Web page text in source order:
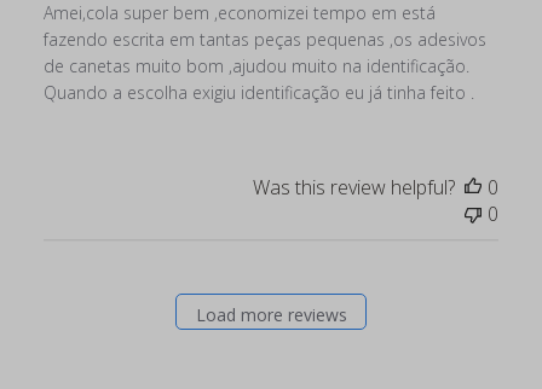
Amei,cola super bem ,economizei tempo em está
fazendo escrita em tantas peças pequenas ,os adesivos
de canetas muito bom ,ajudou muito na identificação.
Quando a escolha exigiu identificação eu já tinha feito .
Was this review helpful?
0
0
Load more reviews